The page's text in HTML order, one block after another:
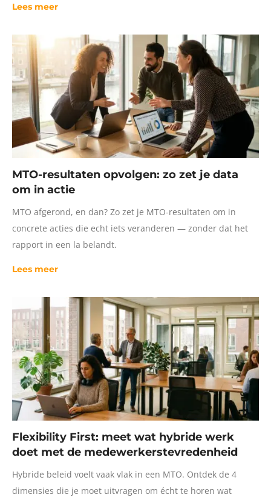
Lees meer
MTO-resultaten opvolgen: zo zet je data
om in actie
MTO afgerond, en dan? Zo zet je MTO-resultaten om in
concrete acties die echt iets veranderen — zonder dat het
rapport in een la belandt.
Lees meer
Flexibility First: meet wat hybride werk
doet met de medewerkerstevredenheid
Hybride beleid voelt vaak vlak in een MTO. Ontdek de 4
dimensies die je moet uitvragen om écht te horen wat